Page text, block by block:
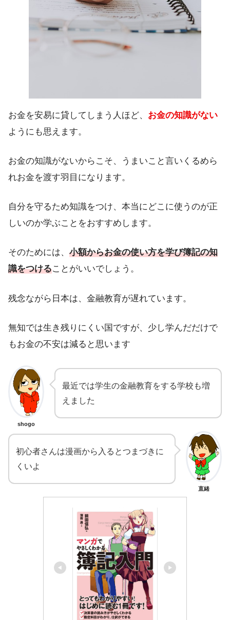
お金を安易に貸してしまう人ほど、 お金の知識がない
ようにも思えます。
お金の知識がないからこそ、うまいこと言いくるめら
れお金を渡す羽目になります。
自分を守るため知識をつけ、本当にどこに使うのが正
しいのか学ぶことをおすすめします。
そのためには、 小額からお金の使い方を学び簿記の知
識をつけることがいいでしょう。
残念ながら日本は、金融教育が遅れています。
無知では生き残りにくい国ですが、少し学んだだけで
もお金の不安は減ると思います
shogo
最近では学生の金融教育をする学校も増
えました
直緒
初心者さんは漫画から入るとつまづきに
くいよ